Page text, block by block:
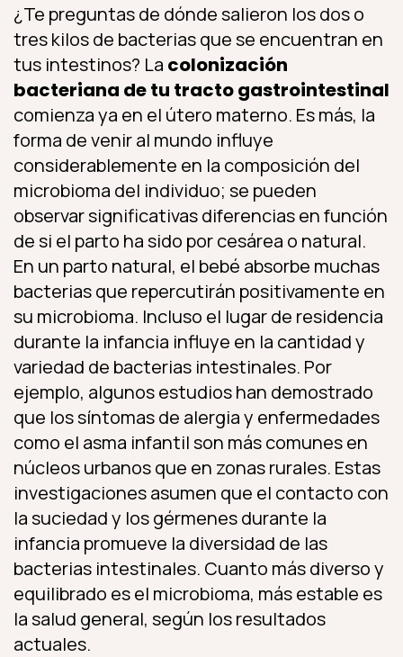
¿Te preguntas de dónde salieron los dos o
tres kilos de bacterias que se encuentran en
tus intestinos? La colonización
bacteriana de tu tracto gastrointestinal
comienza ya en el útero materno. Es más, la
forma de venir al mundo influye
considerablemente en la composición del
microbioma del individuo; se pueden
observar significativas diferencias en función
de si el parto ha sido por cesárea o natural.
En un parto natural, el bebé absorbe muchas
bacterias que repercutirán positivamente en
su microbioma. Incluso el lugar de residencia
durante la infancia influye en la cantidad y
variedad de bacterias intestinales. Por
ejemplo, algunos estudios han demostrado
que los síntomas de alergia y enfermedades
como el asma infantil son más comunes en
núcleos urbanos que en zonas rurales. Estas
investigaciones asumen que el contacto con
la suciedad y los gérmenes durante la
infancia promueve la diversidad de las
bacterias intestinales. Cuanto más diverso y
equilibrado es el microbioma, más estable es
la salud general, según los resultados
actuales.